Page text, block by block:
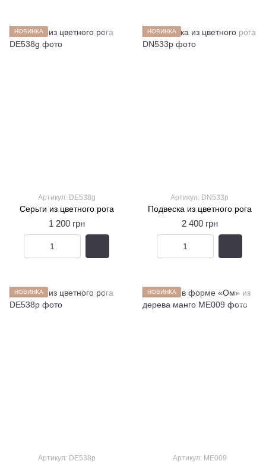
НОВИНКА
Артикул: DE538g
Серьги из цветного рога
1 200 грн
НОВИНКА
Артикул: DN533p
Подвеска из цветного рога
2 400 грн
НОВИНКА
Артикул: DE538p
НОВИНКА
Артикул: ME009